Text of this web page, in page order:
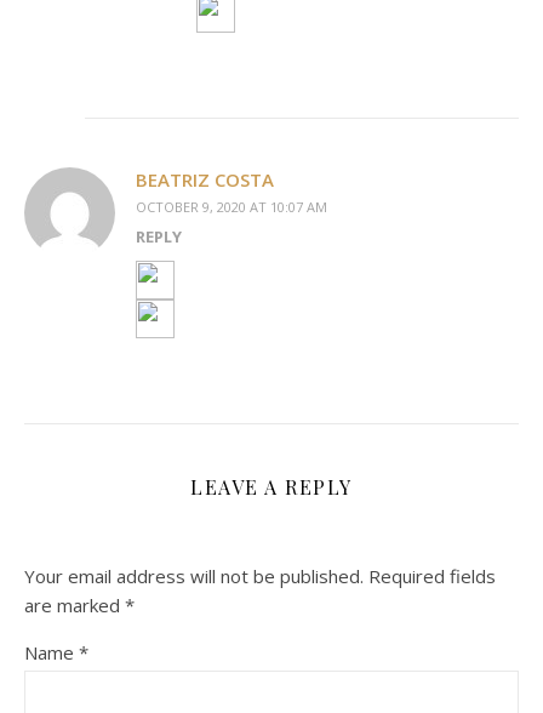
BEATRIZ COSTA
OCTOBER 9, 2020 AT 10:07 AM
REPLY
LEAVE A REPLY
Your email address will not be published. Required fields
are marked *
Name *